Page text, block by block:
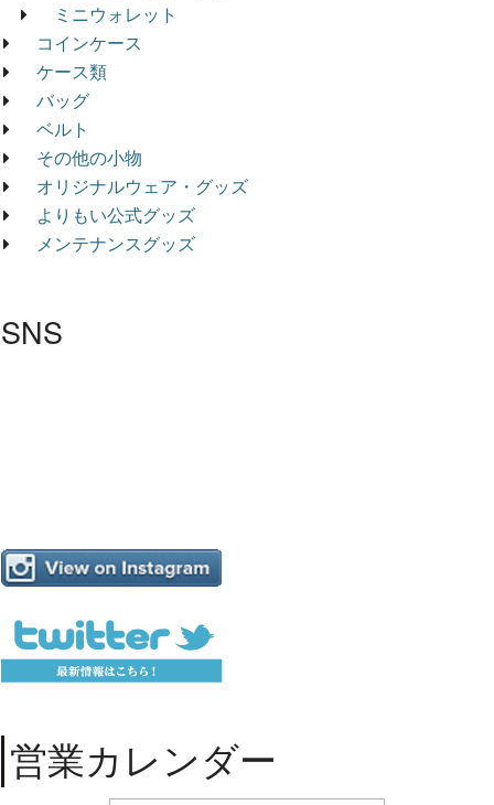
ミニウォレット
コインケース
ケース類
バッグ
ベルト
その他の小物
オリジナルウェア・グッズ
よりもい公式グッズ
メンテナンスグッズ
SNS
営業カレンダー